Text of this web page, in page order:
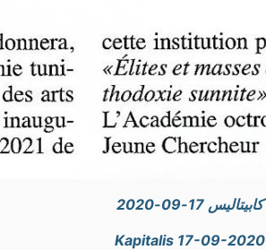
كابيتاليس 17-09-2020
Kapitalis 17-09-2020